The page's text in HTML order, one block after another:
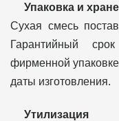
Упаковка и
Сухая смесь
Гарантийный
фирменной
даты изготовления.
Утилизация